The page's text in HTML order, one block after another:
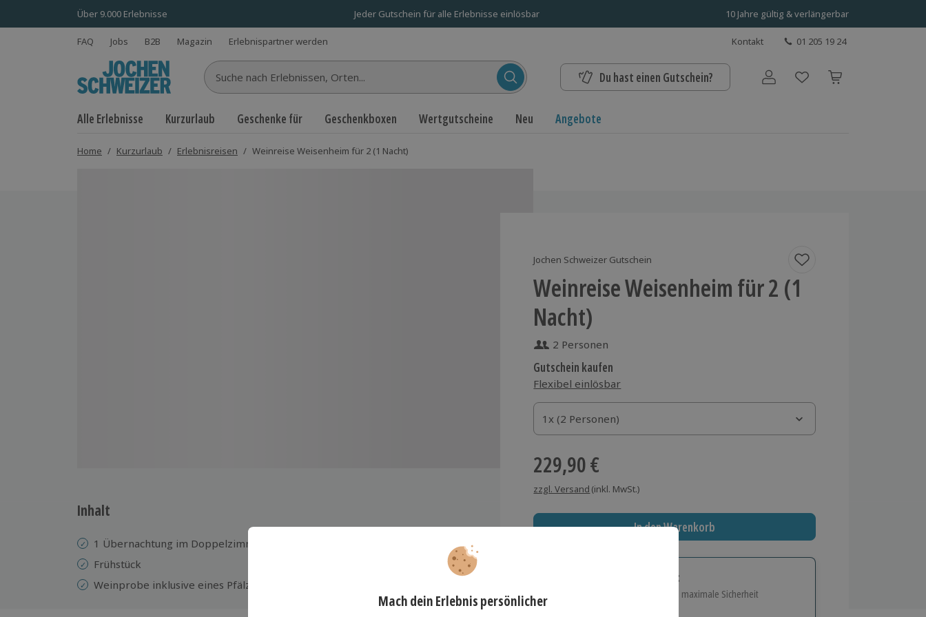
Über 9.000 Erlebnisse Jeder Gutschein für alle Erlebnisse einlösbar 10 Jahre gültig & verlängerbar
FAQ Jobs B2B Magazin Erlebnispartner werden Kontakt 01 205 19 24
Suche nach Erlebnissen... Du hast einen Gutschein? Benutzerkonto
Alle Erlebnisse Kurzurlaub Geschenke für Geschenkboxen Wertgutscheine Neu Angebote
Home / Kurzurlaub / Erlebnisreisen / Weinreise Weisenheim für 2 (1 Nacht)
Jochen Schweizer Gutschein
Weinreise Weisenheim für 2 (1
Nacht)
2 Personen
Gutschein kaufen
Flexibel einlösbar
1x (2 Personen)
1x (2 Personen)
1x (2 Personen)
229,90 €
zzgl. Versand (inkl. MwSt.)
In den Warenkorb
Immer das richtige Geschenk:
Große Auswahl, volle Flexibilität und maximale Sicherheit
Inhalt
1 Übernachtung im Doppelzimmer im 3* Gasthaus Alter Winzerhof
Frühstück
Weinprobe inklusive eines Pfälzer Tellers